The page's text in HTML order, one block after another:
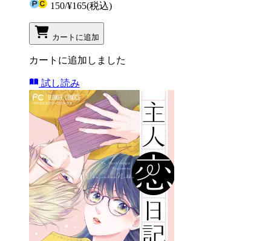
150/¥165(税込)
カートに追加
カートに追加しました
試し読み